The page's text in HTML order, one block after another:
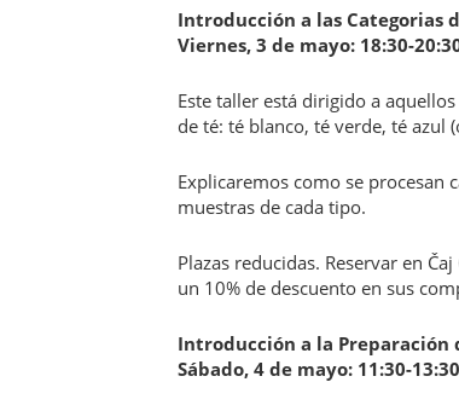
Introducción a las Categorias
Viernes, 3 de mayo: 18:30-
Este taller está dirigido a
de té: té blanco, té verde, té azul
Explicaremos como se procesan
muestras de cada tipo.
Plazas reducidas. Reservar en
un 10% de descuento en sus
Introducción a la Preparación
Sábado, 4 de mayo: 11:30-13:30